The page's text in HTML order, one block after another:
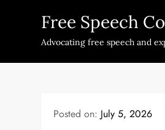
Free Speech
Advocating free speech and
Posted on: July 5, 2026